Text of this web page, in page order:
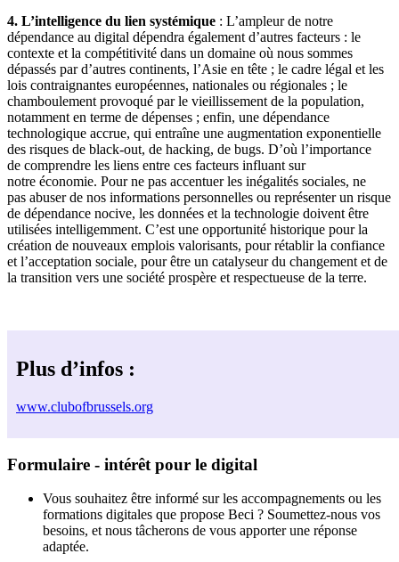
4. L’intelligence du lien systémique : L’ampleur de notre
dépendance au digital dépendra également d’autres facteurs : le
contexte et la compétitivité dans un domaine où nous sommes
dépassés par d’autres continents, l’Asie en tête ; le cadre légal et les
lois contraignantes européennes, nationales ou régionales ; le
chamboulement provoqué par le vieillissement de la population,
notamment en terme de dépenses ; enfin, une dépendance
technologique accrue, qui entraîne une augmentation exponentielle
des risques de black-out, de hacking, de bugs. D’où l’importance
de comprendre les liens entre ces facteurs influant sur
notre économie. Pour ne pas accentuer les inégalités sociales, ne
pas abuser de nos informations personnelles ou représenter un risque
de dépendance nocive, les données et la technologie doivent être
utilisées intelligemment. C’est une opportunité historique pour la
création de nouveaux emplois valorisants, pour rétablir la confiance
et l’acceptation sociale, pour être un catalyseur du changement et de
la transition vers une société prospère et respectueuse de la terre.
Plus d’infos :
www.clubofbrussels.org
Formulaire - intérêt pour le digital
Vous souhaitez être informé sur les accompagnements ou les
formations digitales que propose Beci ? Soumettez-nous vos
besoins, et nous tâcherons de vous apporter une réponse
adaptée.